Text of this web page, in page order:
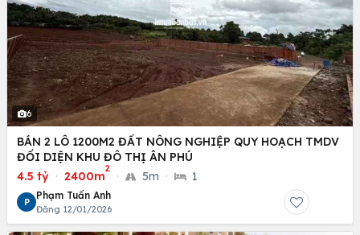
6
BÁN 2 LÔ 1200M2 ĐẤT NÔNG NGHIỆP QUY HOẠCH TMDV
ĐỐI DIỆN KHU ĐÔ THỊ ÂN PHÚ
4.5 tỷ · 2400m
2
· 5m · 1
P
Phạm Tuấn Anh
Đăng 12/01/2026